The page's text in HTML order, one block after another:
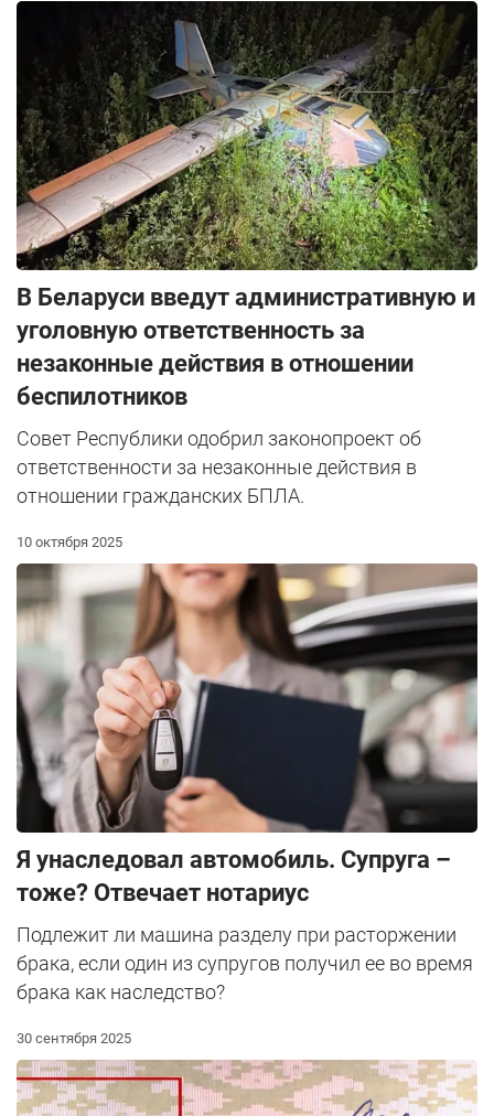
В Беларуси введут административную и
уголовную ответственность за
незаконные действия в отношении
беспилотников
Совет Республики одобрил законопроект об
ответственности за незаконные действия в
отношении гражданских БПЛА.
10 октября 2025
Я унаследовал автомобиль. Cупруга –
тоже? Отвечает нотариус
Подлежит ли машина разделу при расторжении
брака, если один из супругов получил ее во время
брака как наследство?
30 сентября 2025